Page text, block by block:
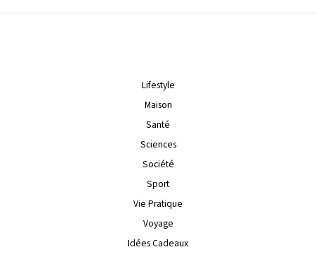
Lifestyle
Maison
Santé
Sciences
Société
Sport
Vie Pratique
Voyage
Idées Cadeaux